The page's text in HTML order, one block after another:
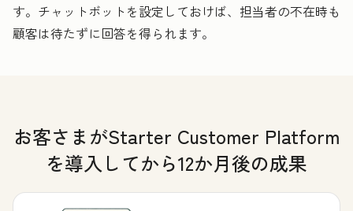
す。チャットボットを設定しておけば、担当者の不在時も
顧客は待たずに回答を得られます。
お客さまがStarter Customer Platform
を導入してから12か月後の成果